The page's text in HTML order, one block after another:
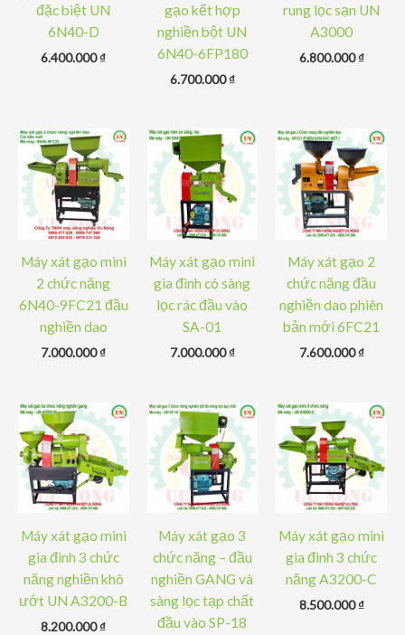
đặc biệt UN
6N40-D
6.400.000₫
gạo kết hợp
nghiền bột UN
6N40-6FP180
6.700.000₫
rung lọc sạn UN
A3000
6.800.000₫
Máy xát gạo mini
2 chức năng
6N40-9FC21 đầu
nghiền dao
7.000.000₫
Máy xát gạo mini
gia đình có sàng
lọc rác đầu vào
SA-01
7.000.000₫
Máy xát gạo 2
chức năng đầu
nghiền dao phiên
bản mới 6FC21
7.600.000₫
Máy xát gạo mini
gia đình 3 chức
năng nghiền khô
ướt UN A3200-B
8.200.000₫
Máy xát gạo 3
chức năng – đầu
nghiền GANG và
sàng lọc tạp chất
đầu vào SP-18
Máy xát gạo mini
gia đình 3 chức
năng A3200-C
8.500.000₫